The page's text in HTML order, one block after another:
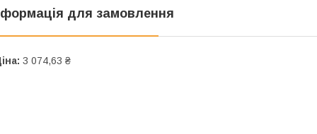
для замовлення
3 074,63 ₴